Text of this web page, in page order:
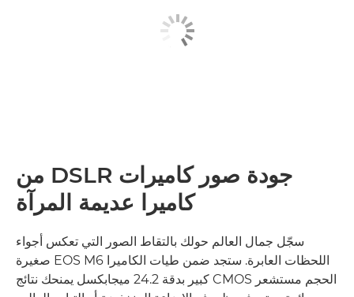
جودة صور كاميرات DSLR من
كاميرا عديمة المرآة
سجّل جمال العالم حولك بالتقاط الصور التي تعكس أجواء
اللحظات العابرة. ستجد ضمن طيات الكاميرا EOS M6 صغيرة
الحجم مستشعر CMOS كبير بدقة 24.2 ميجابكسل يمنحك نتائج